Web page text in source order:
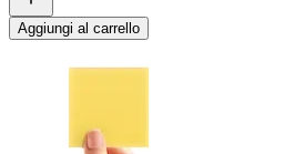
Aggiungi al carrello